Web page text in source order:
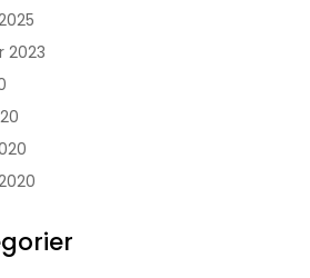
2023